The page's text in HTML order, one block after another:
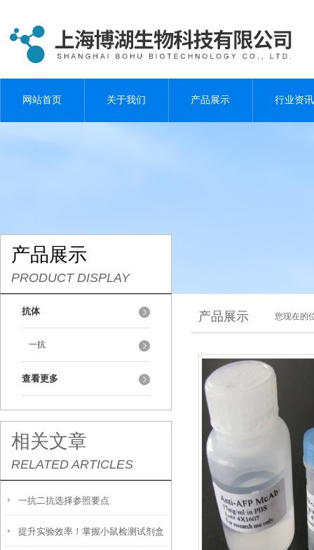
网站首页 关于我们 产品展示 行业资讯
产品展示
PRODUCT DISPLAY
抗体
一抗
查看更多
相关文章
RELATED ARTICLES
一抗二抗选择参照要点
提升实验效率！掌握小鼠检测试剂盒
产品展示 您现在的